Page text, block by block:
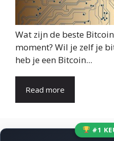
Wat zijn de beste
moment? Wil je zelf je
heb je een Bitcoin...
Read more
#1